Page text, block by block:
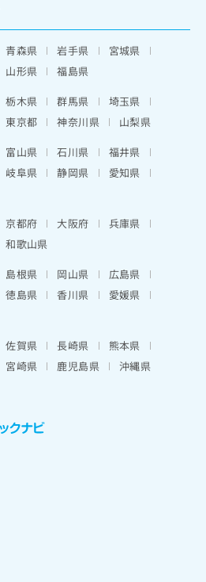
青森県 岩手県
宮城県
山形県
福島県
栃木県 群馬県
埼玉県
東京都 神奈川県
山梨県
富山県 石川県
福井県
岐阜県 静岡県
愛知県
京都府 大阪府
兵庫県
和歌山県
島根県 岡山県
広島県
徳島県 香川県
愛媛県
佐賀県 長崎県
熊本県
宮崎県 鹿児島県 沖縄県